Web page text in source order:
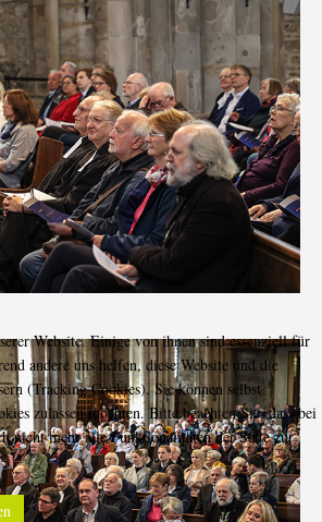
Website. Einige von ihnen sind essenziell für
andere uns helfen, diese Website und die
(Tracking Cookies). Sie können selbst
zulassen möchten. Bitte beachten Sie, dass bei
nicht mehr alle Funktionalitäten der Seite zur